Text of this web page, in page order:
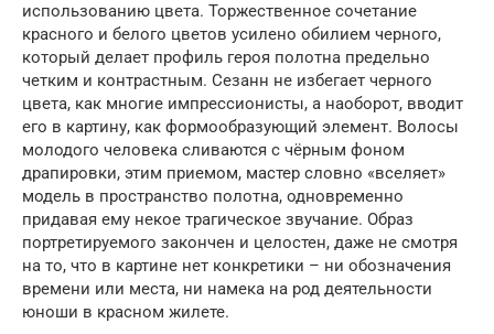
использованию цвета. Торжественное сочетание
красного и белого цветов усилено обилием черного,
который делает профиль героя полотна предельно
четким и контрастным. Сезанн не избегает черного
цвета, как многие импрессионисты, а наоборот, вводит
его в картину, как формообразующий элемент. Волосы
молодого человека сливаются с чёрным фоном
драпировки, этим приемом, мастер словно «вселяет»
модель в пространство полотна, одновременно
придавая ему некое трагическое звучание. Образ
портретируемого закончен и целостен, даже не смотря
на то, что в картине нет конкретики – ни обозначения
времени или места, ни намека на род деятельности
юноши в красном жилете.